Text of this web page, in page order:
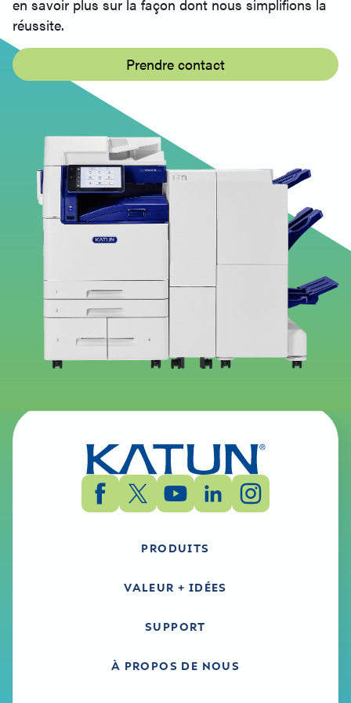
- Pilote d'impression (V3) - 32bit - Italien
Katun Arivia M4155 - Windows - PS PrinterDriver
- Pilote d'impression (V3) - 32bit - Français
Katun Arivia M4155 - Windows - PS PrinterDriver
- Pilote d'impression (V3) - 32bit - Allemand
Katun Arivia M4155 - Windows - PS PrinterDriver
- Pilote d'impression (V3) - 32bit - Espagnol
Katun Arivia M4155 - Windows - PS PrinterDriver
- Pilote d'impression (V3) - 32bit - Espagnol
Windows - Utilitaire de numérisation
réseau3 - Pilote de numérisation
Katun Arivia M4155 - Windows - Utilitaire de
numérisation réseau3 - Pilote de numérisation -
anglais, anglais (UK)
Windows - Document Monitor2 - Logiciel
utilitaire
Monitor2 - Logiciel utilitaire - anglais, anglais
en savoir plus sur la façon dont nous simplifions la
réussite.
Prendre contact
PRODUITS
VALEUR + IDÉES
SUPPORT
À PROPOS DE NOUS